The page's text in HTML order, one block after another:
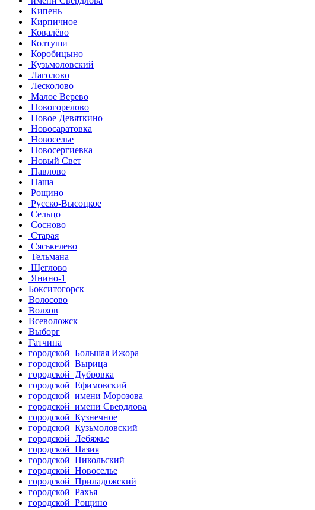
Кипень
Кирпичное
Ковалёво
Колтуши
Коробицыно
Кузьмоловский
Лаголово
Лесколово
Малое Верево
Новогорелово
Новое Девяткино
Новосаратовка
Новоселье
Новосергиевка
Новый Свет
Павлово
Паша
Рощино
Русско-Высоцкое
Сельцо
Сосново
Старая
Сяськелево
Тельмана
Щеглово
Янино-1
Бокситогорск
Волосово
Волхов
Всеволожск
Выборг
Гатчина
городской Большая Ижора
городской Вырица
городской Дубровка
городской Ефимовский
городской имени Морозова
городской имени Свердлова
городской Кузнечное
городской Кузьмоловский
городской Лебяжье
городской Назия
городской Никольский
городской Новоселье
городской Приладожский
городской Рахья
городской Рощино